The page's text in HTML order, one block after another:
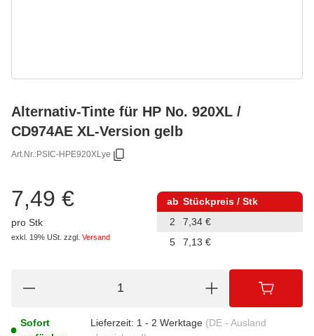
Alternativ-Tinte für HP No. 920XL /
CD974AE XL-Version gelb
Art.Nr.:PSIC-HPE920XLye
7,49 €
pro Stk
exkl. 19% USt. zzgl. Versand
ab Stückpreis / Stk
2
7,34 €
5
7,13 €
Sofort
Lieferzeit: 1 - 2 Werktage (DE - Ausland